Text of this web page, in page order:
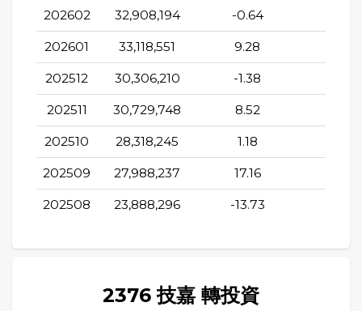
202602 32,908,194 -0.64
202601 33,118,551 9.28
202512 30,306,210 -1.38
202511 30,729,748 8.52
202510 28,318,245 1.18
202509 27,988,237 17.16
202508 23,888,296 -13.73
2376 技嘉 轉投資